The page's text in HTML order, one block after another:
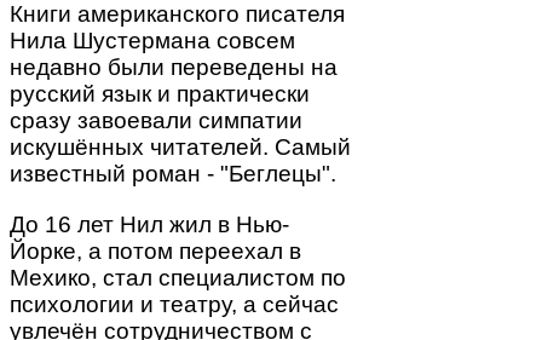
Книги американского писателя
Нила Шустермана совсем
недавно были переведены на
русский язык и практически
сразу завоевали симпатии
искушённых читателей. Самый
известный роман - "Беглецы".
До 16 лет Нил жил в Нью-
Йорке, а потом переехал в
Мехико, стал специалистом по
психологии и театру, а сейчас
увлечён сотрудничеством с